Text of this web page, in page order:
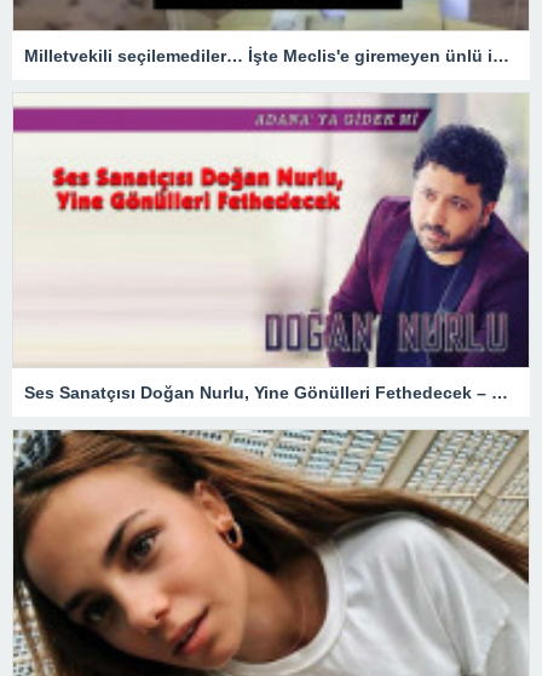
Milletvekili seçilemediler… İşte Meclis'e giremeyen ünlü isimler
Ses Sanatçısı Doğan Nurlu, Yine Gönülleri Fethedecek – Magazin